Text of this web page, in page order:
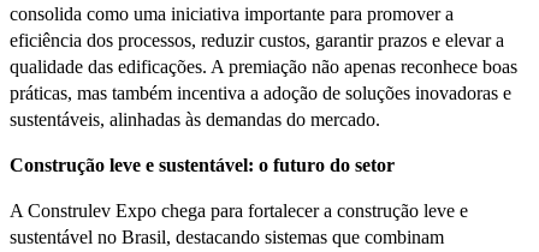
consolida como uma iniciativa importante para promover a
eficiência dos processos, reduzir custos, garantir prazos e elevar a
qualidade das edificações. A premiação não apenas reconhece boas
práticas, mas também incentiva a adoção de soluções inovadoras e
sustentáveis, alinhadas às demandas do mercado.
Construção leve e sustentável: o futuro do setor
A Construlev Expo chega para fortalecer a construção leve e
sustentável no Brasil, destacando sistemas que combinam